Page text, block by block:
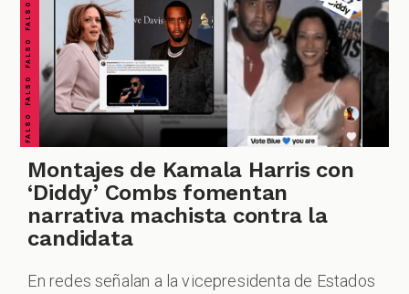
Montajes de Kamala Harris con
‘Diddy’ Combs fomentan
narrativa machista contra la
candidata
En redes señalan a la vicepresidenta de Estados